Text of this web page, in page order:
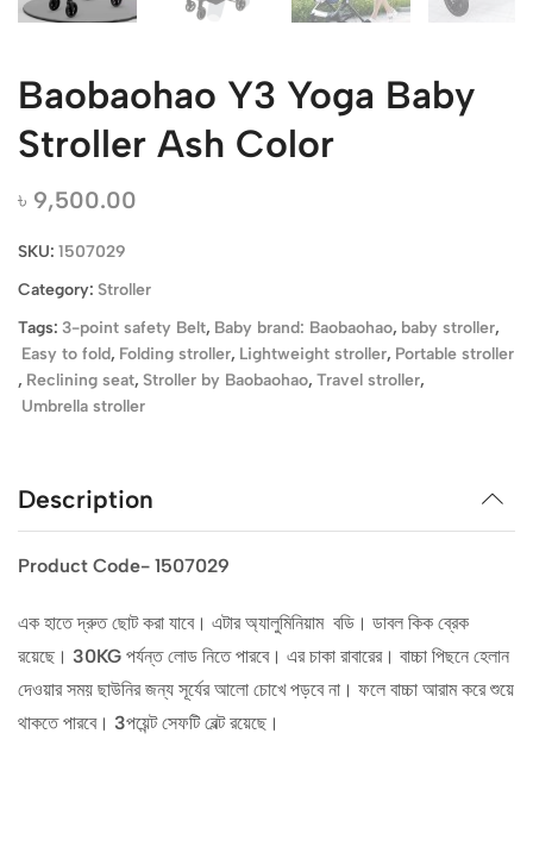
Baobaohao Y3 Yoga Baby
Stroller Ash Color
৳ 9,500.00
SKU: 1507029
Category: Stroller
Tags: 3-point safety Belt, Baby brand: Baobaohao, baby stroller,
Easy to fold, Folding stroller, Lightweight stroller, Portable stroller
, Reclining seat, Stroller by Baobaohao, Travel stroller,
Umbrella stroller
Description
Product Code- 1507029
এক হাতে দ্রুত ছোট করা যাবে। এটার অ্যালুমিনিয়াম বডি। ডাবল কিক ব্রেক
রয়েছে। 30KG পর্যন্ত লোড নিতে পারবে। এর চাকা রাবারের। বাচ্চা পিছনে হেলান
দেওয়ার সময় ছাউনির জন্য সূর্যের আলো চোখে পড়বে না। ফলে বাচ্চা আরাম করে শুয়ে
থাকতে পারবে। 3পয়েন্ট সেফটি বেল্ট রয়েছে।